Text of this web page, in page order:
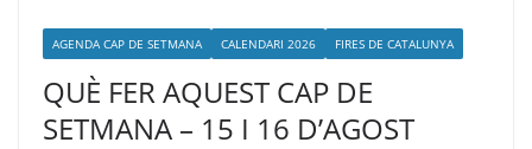
AGENDA CAP DE SETMANA CALENDARI 2026 FIRES DE CATALUNYA
QUÈ FER AQUEST CAP DE
SETMANA – 15 I 16 D’AGOST